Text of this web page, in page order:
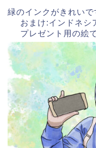
緑のインクがきれいで
おまけ:インドネシ
プレゼント用の絵